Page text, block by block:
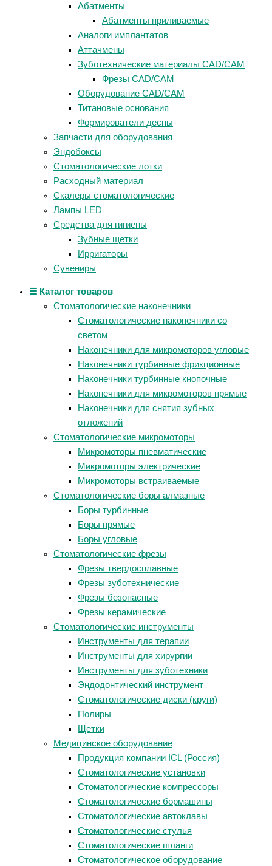
Абатменты
Абатменты приливаемые
Аналоги имплантатов
Аттачмены
Зуботехнические материалы CAD/CAM
Фрезы CAD/CAM
Оборудование CAD/CAM
Титановые основания
Формирователи десны
Запчасти для оборудования
Эндобоксы
Стоматологические лотки
Расходный материал
Скалеры стоматологические
Лампы LED
Средства для гигиены
Зубные щетки
Ирригаторы
Сувениры
☰ Каталог товаров
Стоматологические наконечники
Стоматологические наконечники со
светом
Наконечники для микромоторов угловые
Наконечники турбинные фрикционные
Наконечники турбинные кнопочные
Наконечники для микромоторов прямые
Наконечники для снятия зубных
отложений
Стоматологические микромоторы
Микромоторы пневматические
Микромоторы электрические
Микромоторы встраиваемые
Стоматологические боры алмазные
Боры турбинные
Боры прямые
Боры угловые
Стоматологические фрезы
Фрезы твердосплавные
Фрезы зуботехнические
Фрезы безопасные
Фрезы керамические
Стоматологические инструменты
Инструменты для терапии
Инструменты для хирургии
Инструменты для зуботехники
Эндодонтический инструмент
Стоматологические диски (круги)
Полиры
Щетки
Медицинское оборудование
Продукция компании ICL (Россия)
Стоматологические установки
Стоматологические компрессоры
Стоматологические бормашины
Стоматологические автоклавы
Стоматологические стулья
Стоматологические шланги
Стоматологическое оборудование